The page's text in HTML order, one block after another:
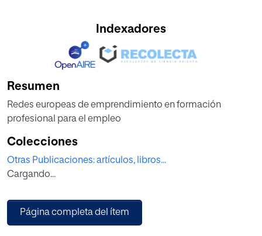
Indexadores
Resumen
Redes europeas de emprendimiento en formación
profesional para el empleo
Colecciones
Otras Publicaciones: artículos, libros...
Cargando...
Página completa del ítem